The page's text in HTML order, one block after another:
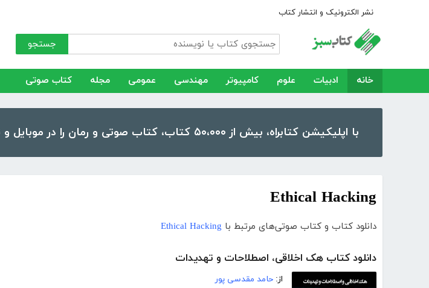
نشر الکترونیک و انتشار کتاب
جستجو
خانه ادبیات علوم کامپیوتر مهندسی عمومی مجله کتاب صوتی
با اپلیکیشن کتابراه، بیش از ۵۰،۰۰۰ کتاب، کتاب صوتی و رمان را در موبایل و تبلت خود داشته باشید!
Ethical Hacking
دانلود کتاب و کتاب صوتی‌های مرتبط با Ethical Hacking
دانلود کتاب هک اخلاقی، اصطلاحات و تهدیدات
از: حامد مقدسی پور